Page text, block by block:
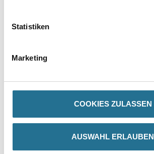
Statistiken
Marketing
COOKIES ZULASSEN
AUSWAHL ERLAUBEN
PRODUKTEIGENSCHAFTEN
ZUSATZINFOS